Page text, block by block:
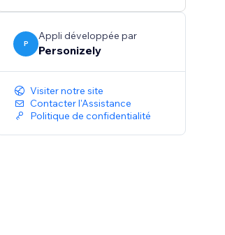
P
Appli développée par
Personizely
Visiter notre site
Contacter l'Assistance
Politique de confidentialité